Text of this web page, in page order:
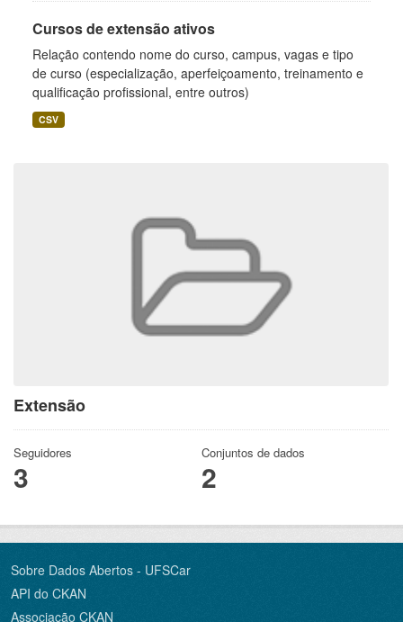
Extensão
Seguidores
3
Conjuntos de dados
2
Cursos de extensão ativos
Relação contendo nome do curso, campus, vagas e tipo
de curso (especialização, aperfeiçoamento, treinamento e
qualificação profissional, entre outros)
CSV
Sobre Dados Abertos - UFSCar
API do CKAN
Associação CKAN